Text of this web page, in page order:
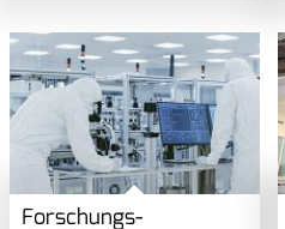
Forschungs­